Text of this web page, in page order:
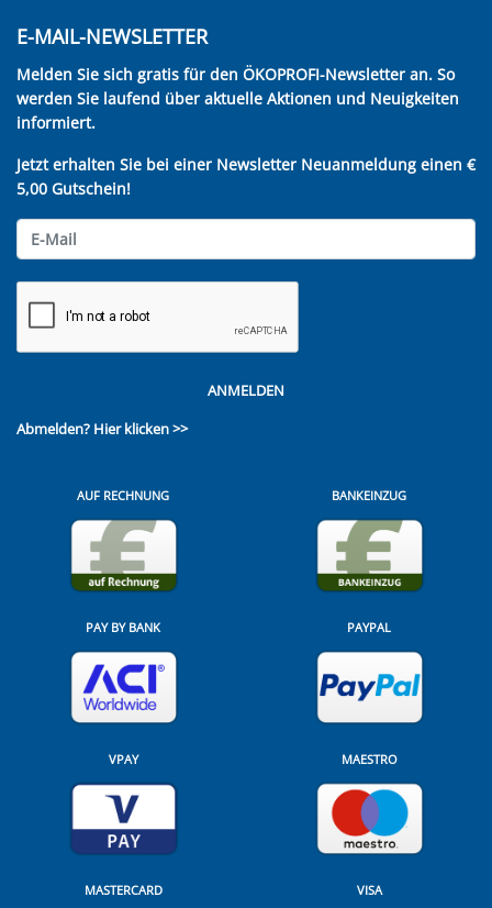
E-MAIL-NEWSLETTER
Melden Sie sich gratis für den ÖKOPROFI-Newsletter an. So
werden Sie laufend über aktuelle Aktionen und Neuigkeiten
informiert.
Jetzt erhalten Sie bei einer Newsletter Neuanmeldung einen €
5,00 Gutschein!
ANMELDEN
Abmelden? Hier klicken >>
AUF RECHNUNG BANKEINZUG
PAY BY BANK PAYPAL
VPAY MAESTRO
MASTERCARD VISA